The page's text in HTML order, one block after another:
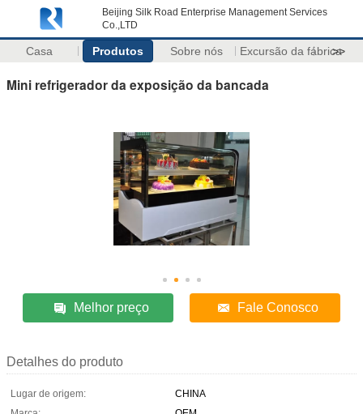
Beijing Silk Road Enterprise Management Services
Co.,LTD
Casa Produtos Sobre nós Excursão da fábrica
>>
Mini refrigerador da exposição da bancada
Melhor preço Fale Conosco
Detalhes do produto
Lugar de origem:
CHINA